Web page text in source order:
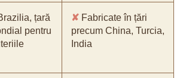
țară
pentru
✘ Fabricate în țări
precum China, Turcia,
India